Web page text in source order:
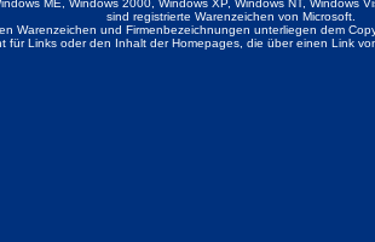
ME, Windows 2000, Windows XP, Windows NT, Windows
sind registrierte Warenzeichen von Microsoft.
Warenzeichen und Firmenbezeichnungen unterliegen dem
für Links oder den Inhalt der Homepages, die über einen Link